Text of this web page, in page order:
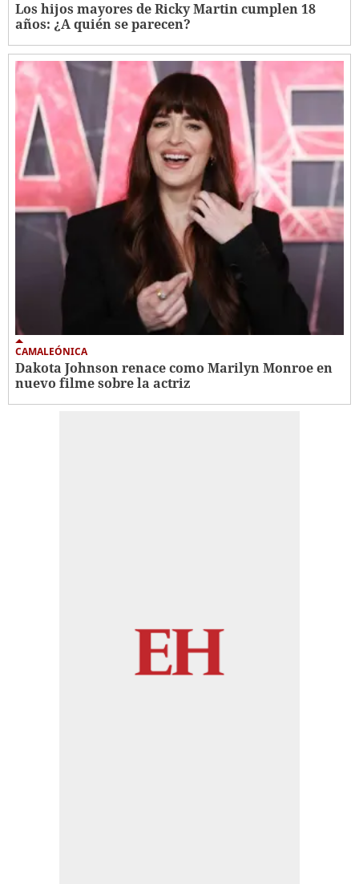
Los hijos mayores de Ricky Martin cumplen 18
años: ¿A quién se parecen?
CAMALEÓNICA
Dakota Johnson renace como Marilyn Monroe en
nuevo filme sobre la actriz